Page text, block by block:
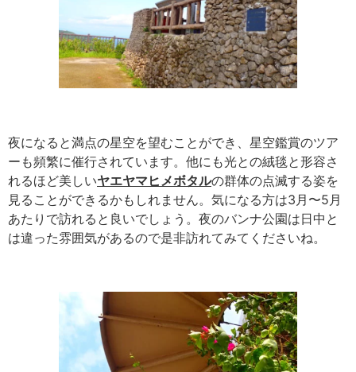
夜になると満点の星空を望むことができ、星空鑑賞のツア
ーも頻繁に催行されています。他にも光との絨毯と形容さ
れるほど美しいヤエヤマヒメボタルの群体の点滅する姿を
見ることができるかもしれません。気になる方は3月〜5月
あたりで訪れると良いでしょう。夜のバンナ公園は日中と
は違った雰囲気があるので是非訪れてみてくださいね。